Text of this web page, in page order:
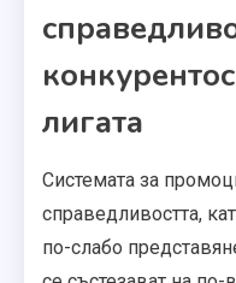
лигата
Системата за
справедливостта,
по-слабо